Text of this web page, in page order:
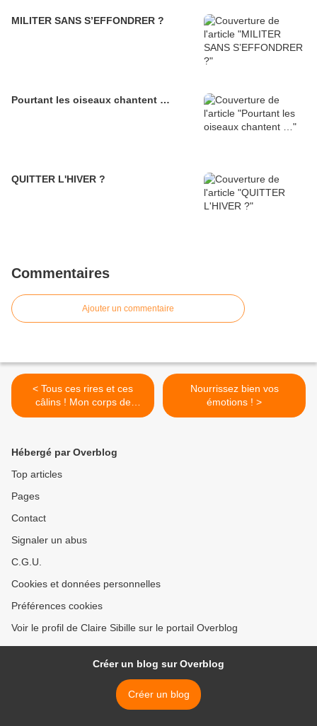
MILITER SANS S’EFFONDRER ?
Pourtant les oiseaux chantent …
QUITTER L'HIVER ?
Commentaires
Ajouter un commentaire
< Tous ces rires et ces
câlins ! Mon corps de
femme et moi, retour du
Nourrissez bien vos
émotions ! >
Hébergé par Overblog
Top articles
Pages
Contact
Signaler un abus
C.G.U.
Cookies et données personnelles
Préférences cookies
Voir le profil de Claire Sibille sur le portail Overblog
Créer un blog sur Overblog
Créer un blog